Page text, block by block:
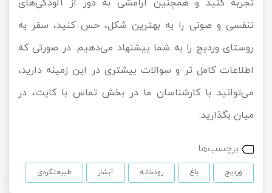
تجربه کنید و همچنین آرامشی به دور از آلودگی‌های
تنفسی و صوتی را به بهترین شکل، حس کنید، سفر به
روستای وردیج را به شما پیشنهاد می‌دهیم. در صورتی که
اطلاعات کامل تر و سوالات بیشتری در این زمینه دارید،
می‌توانید با کارشناسان ما در بخش تماس با کایت، در
میان بگذارید.
برچسب‌ها
وردیج باغ رودخانه آبشار طبیعتگردی